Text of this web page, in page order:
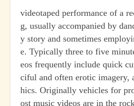
videotaped performance of a
g, usually accompanied by
y story and sometimes
e. Typically three to five
eos frequently include quick
ciful and often erotic imagery,
hics. Originally vehicles for
ost music videos are in the